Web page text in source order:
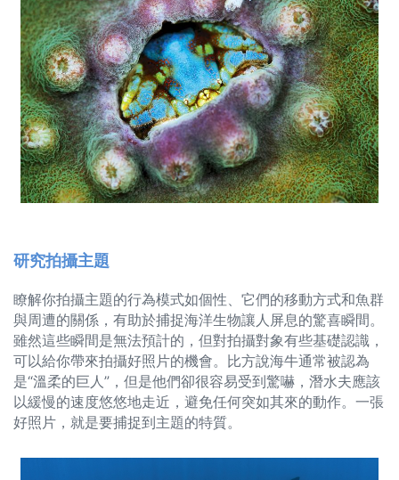
研究拍攝主題
瞭解你拍攝主題的行為模式如個性、它們的移動方式和魚群
與周遭的關係，有助於捕捉海洋生物讓人屏息的驚喜瞬間。
雖然這些瞬間是無法預計的，但對拍攝對象有些基礎認識，
可以給你帶來拍攝好照片的機會。比方說海牛通常被認為
是“溫柔的巨人”，但是他們卻很容易受到驚嚇，潛水夫應該
以緩慢的速度悠悠地走近，避免任何突如其來的動作。一張
好照片，就是要捕捉到主題的特質。